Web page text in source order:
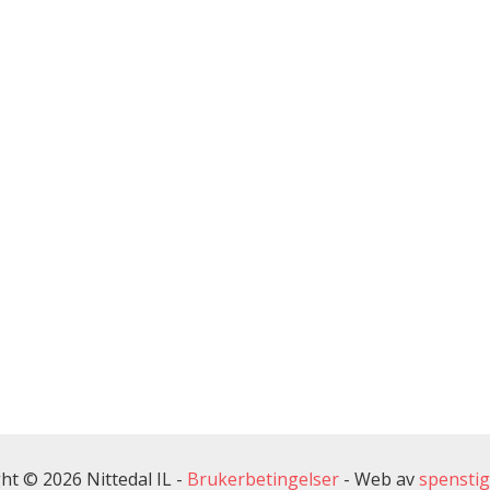
© 2026 Nittedal IL - Brukerbetingelser - Web av